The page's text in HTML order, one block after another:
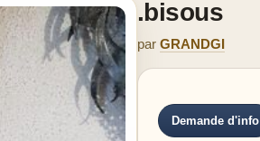
.bisous
par GRANDGI
Demande d'info